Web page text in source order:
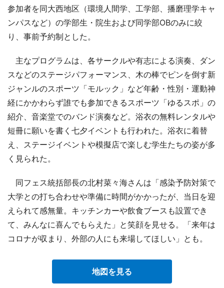
参加者を同大西地区（環境人間学、工学部、播磨理学キャ
ンパスなど）の学部生・院生および同学部OBのみに絞
り、事前予約制とした。
主なプログラムは、各サークルや有志による演奏、ダン
スなどのステージパフォーマンス、木の棒でピンを倒す新
ジャンルのスポーツ「モルック」など年齢・性別・運動神
経にかかわらず誰でも参加できるスポーツ「ゆるスポ」の
紹介、音楽堂でのバンド演奏など。浴衣の無料レンタルや
短冊に願いを書く七夕イベントも行われた。浴衣に着替
え、ステージイベントや模擬店で楽しむ学生たちの姿が多
く見られた。
同フェス統括部長の北村菜々海さんは「感染予防対策で
大学との打ち合わせや準備に時間がかかったが、当日を迎
えられて感無量。キッチンカーや飲食ブースも設置でき
て、みんなに喜んでもらえた」と笑顔を見せる。「来年は
コロナが収まり、外部の人にも来場してほしい」とも。
地図を見る